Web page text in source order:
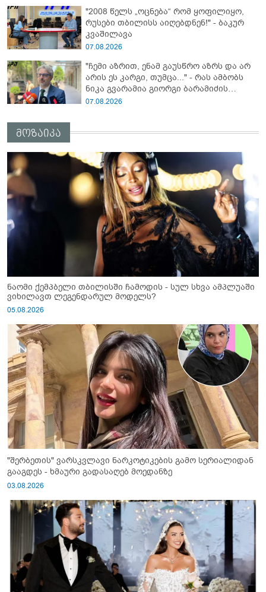
ვხედავთ" - კახა კალაძე
"2008 წელს „ოცნება“ რომ ყოფილიყო,
რუსები თბილისს აიღებდნენ!" - ბაკურ
კვაშილავა
07.08.2026
"ჩემი აზრით, ენამ გაუსწრო აზრს და არ
არის ეს კარგი, თუმცა..." - რას ამბობს
ნიკა გვარამია გიორგი ბარამიძის
სკანდალურ განცხადებაზე
07.08.2026
მოზაიკა
ნაომი ქემპბელი თბილისში ჩამოდის - სულ სხვა ამპლუაში
ვიხილავთ ლეგენდარულ მოდელს?
05.08.2026
"შერბეთის" ვარსკვლავი ნარკოტიკების გამო სერიალიდან
გააგდეს - ხმაური გადასაღებ მოედანზე
03.08.2026